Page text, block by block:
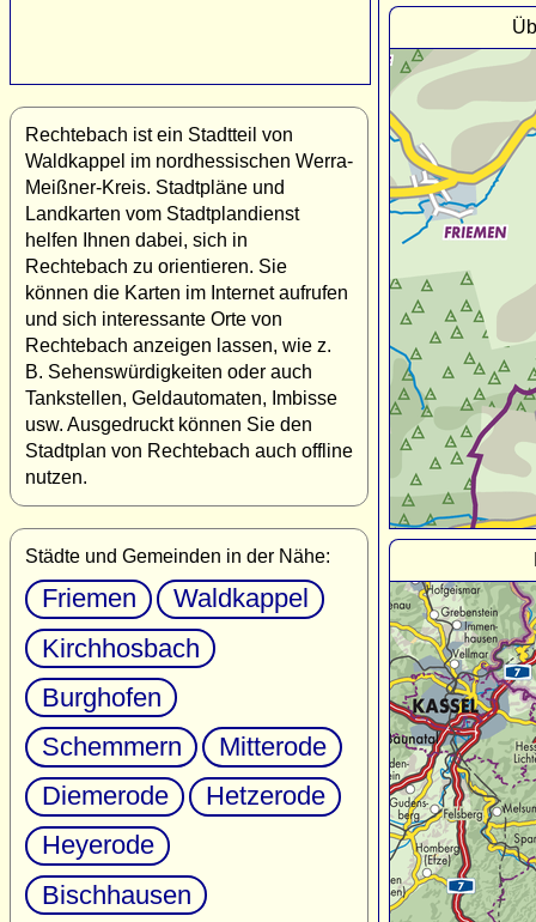
Rechtebach ist ein Stadtteil von
Waldkappel im nordhessischen Werra-
Meißner-Kreis. Stadtpläne und
Landkarten vom Stadtplandienst
helfen Ihnen dabei, sich in
Rechtebach zu orientieren. Sie
können die Karten im Internet aufrufen
und sich interessante Orte von
Rechtebach anzeigen lassen, wie z.
B. Sehenswürdigkeiten oder auch
Tankstellen, Geldautomaten, Imbisse
usw. Ausgedruckt können Sie den
Stadtplan von Rechtebach auch offline
nutzen.
Städte und Gemeinden in der Nähe:
Friemen
Waldkappel
Kirchhosbach
Burghofen
Schemmern
Mitterode
Diemerode
Hetzerode
Heyerode
Bischhausen